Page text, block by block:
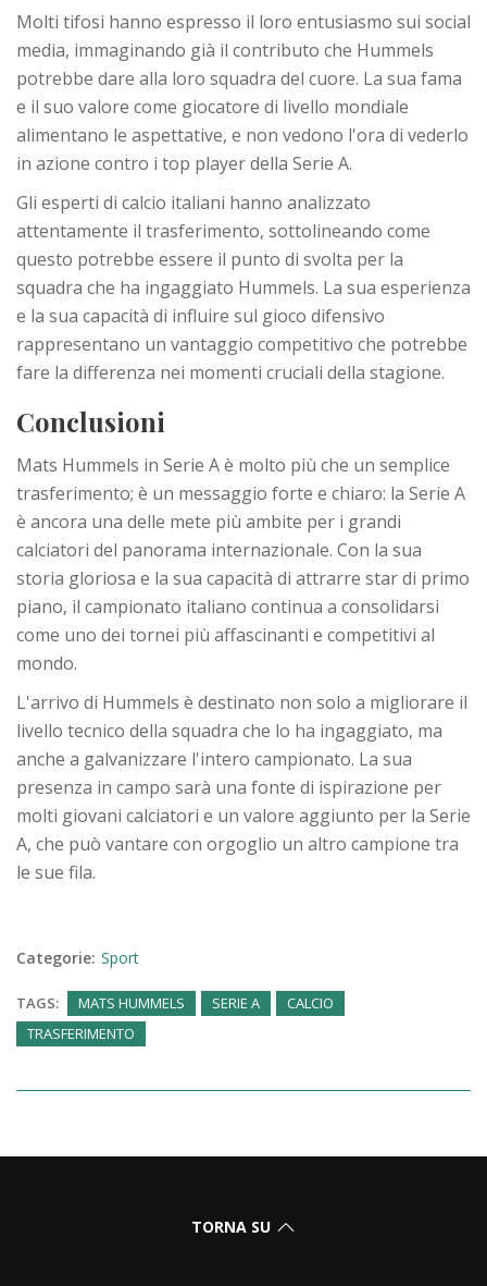
Molti tifosi hanno espresso il loro entusiasmo sui social
media, immaginando già il contributo che Hummels
potrebbe dare alla loro squadra del cuore. La sua fama
e il suo valore come giocatore di livello mondiale
alimentano le aspettative, e non vedono l'ora di vederlo
in azione contro i top player della Serie A.
Gli esperti di calcio italiani hanno analizzato
attentamente il trasferimento, sottolineando come
questo potrebbe essere il punto di svolta per la
squadra che ha ingaggiato Hummels. La sua esperienza
e la sua capacità di influire sul gioco difensivo
rappresentano un vantaggio competitivo che potrebbe
fare la differenza nei momenti cruciali della stagione.
Conclusioni
Mats Hummels in Serie A è molto più che un semplice
trasferimento; è un messaggio forte e chiaro: la Serie A
è ancora una delle mete più ambite per i grandi
calciatori del panorama internazionale. Con la sua
storia gloriosa e la sua capacità di attrarre star di primo
piano, il campionato italiano continua a consolidarsi
come uno dei tornei più affascinanti e competitivi al
mondo.
L'arrivo di Hummels è destinato non solo a migliorare il
livello tecnico della squadra che lo ha ingaggiato, ma
anche a galvanizzare l'intero campionato. La sua
presenza in campo sarà una fonte di ispirazione per
molti giovani calciatori e un valore aggiunto per la Serie
A, che può vantare con orgoglio un altro campione tra
le sue fila.
Categorie: Sport
TAGS: MATS HUMMELS SERIE A
CALCIO
TRASFERIMENTO
TORNA SU